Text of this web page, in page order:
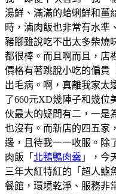
湯鮮、滿滿的蛤蜊鮮和薑
時，滷肉飯也非常有水準
豬腳雖說吃不出太多柴燒
都很棒。而且啊而且，店
價格有著跳脫小吃的偏貴
出毛病。啊，真離我家
了660元XD幾陣子和幾位
伙最大的疑問有二，一是
也沒有。而新店的四五家
邊，且待我一一收服。除
肉飯「 北鴨鴨肉羹 」，今
三年大紅特紅的「超人鱸
餐館，環境乾淨、服務非